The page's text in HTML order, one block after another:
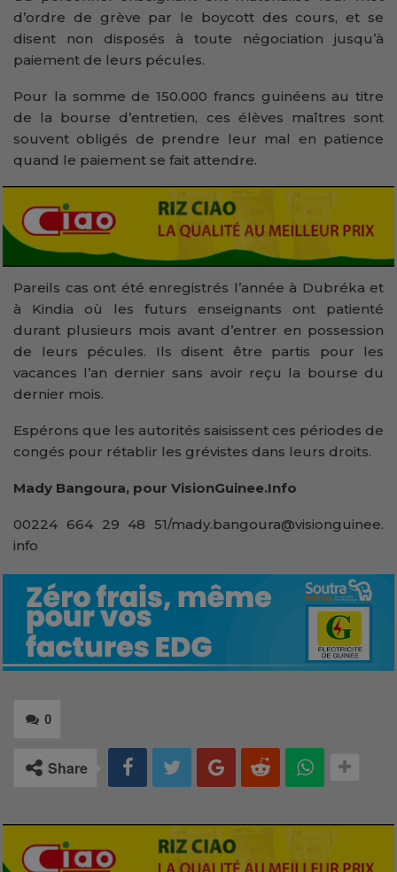
d’ordre de grève par le boycott des cours, et se
disent non disposés à toute négociation jusqu’à
paiement de leurs pécules.
Pour la somme de 150.000 francs guinéens au titre
de la bourse d’entretien, ces élèves maîtres sont
souvent obligés de prendre leur mal en patience
quand le paiement se fait attendre.
Pareils cas ont été enregistrés l’année à Dubréka et
à Kindia où les futurs enseignants ont patienté
durant plusieurs mois avant d’entrer en possession
de leurs pécules. Ils disent être partis pour les
vacances l’an dernier sans avoir reçu la bourse du
dernier mois.
Espérons que les autorités saisissent ces périodes de
congés pour rétablir les grévistes dans leurs droits.
Mady Bangoura, pour VisionGuinee.Info
00224 664 29 48 51/mady.bangoura@visionguinee.
info
0
Share